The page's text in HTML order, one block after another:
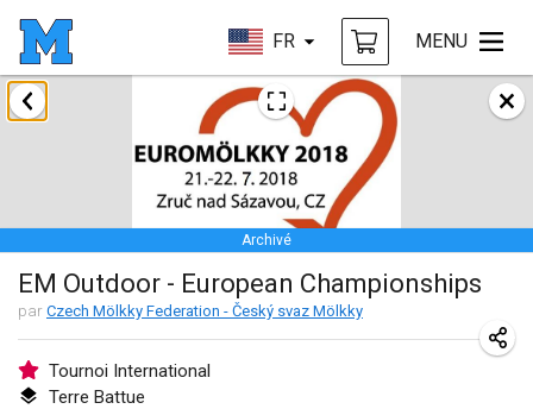
FR MENU
Archivé
EM Outdoor - European Championships
par Czech Mölkky Federation - Český svaz Mölkky
Tournoi International
Terre Battue
janvier 2018
Open des rois de Mölkky
21 janv. 2018 France
Individuel du Garo
21 janv. 2018 France
Tournoi d'Hiver
27 janv. 2018|France